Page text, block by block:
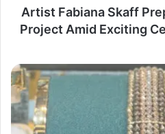
Artist Fabiana Skaff
Project Amid Exciting